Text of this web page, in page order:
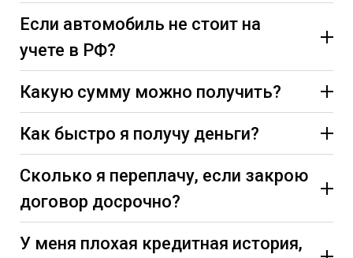
Если автомобиль не стоит на
учете в РФ?
Какую сумму можно получить?
Как быстро я получу деньги?
Сколько я переплачу, если закрою
договор досрочно?
У меня плохая кредитная история,